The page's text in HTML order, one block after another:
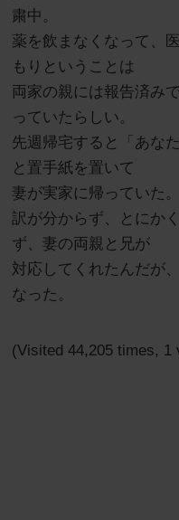
粛中。
薬を飲まなくなって、
もりということは
両家の親には報告済み
っていたらしい。
先週帰宅すると「あな
と置手紙を置いて
妻が実家に帰っていた。
訳が分からず、とにか
ず、妻の両親と兄が
対応してくれたんだが
なった。
(Visited 44,205 times, 1